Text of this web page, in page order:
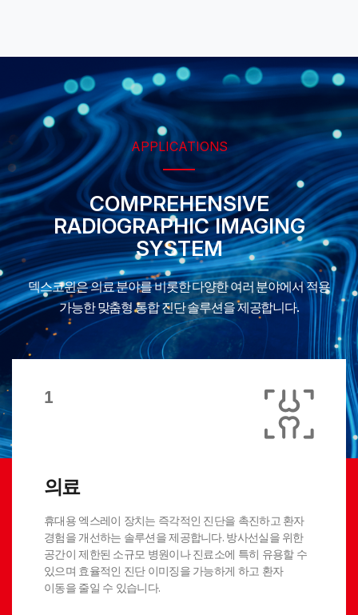
APPLICATIONS
COMPREHENSIVE
RADIOGRAPHICIMAGING
SYSTEM
덱스코윈은 의료 분야를 비롯한 다양한 여러 분야에서적용
가능한 맞춤형 통합 진단 솔루션을 제공합니다.
1
의료
휴대용 엑스레이 장치는 즉각적인 진단을 촉진하고 환자
경험을 개선하는 솔루션을 제공합니다. 방사선실을 위한
공간이 제한된 소규모 병원이나 진료소에 특히 유용할 수
있으며 효율적인 진단 이미징을 가능하게 하고 환자
이동을 줄일 수 있습니다.